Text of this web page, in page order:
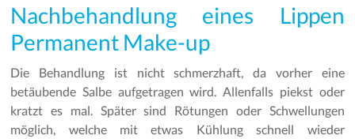
Nachbehandlung eines Lippen
Permanent Make-up
Die Behandlung ist nicht schmerzhaft, da vorher eine
betäubende Salbe aufgetragen wird. Allenfalls piekst oder
kratzt es mal. Später sind Rötungen oder Schwellungen
möglich, welche mit etwas Kühlung schnell wieder